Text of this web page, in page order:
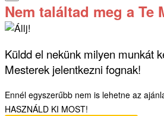
Nem találtad meg a Te
Küldd el nekünk milyen munkát
Mesterek jelentkezni fognak!
Ennél egyszerűbb nem is lehetne az
HASZNÁLD KI MOST!